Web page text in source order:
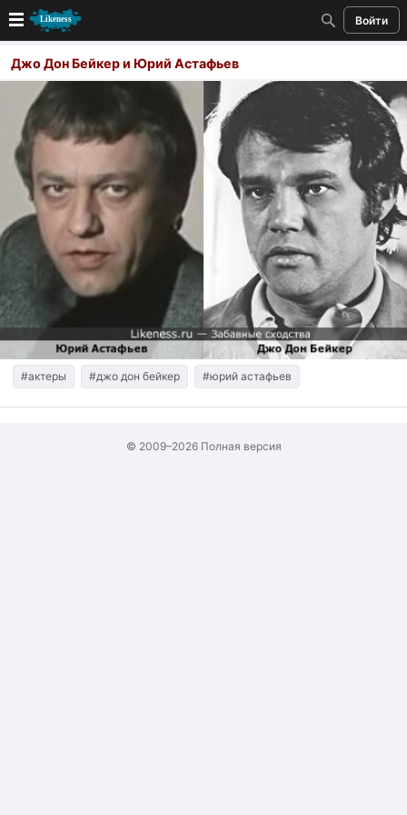
Войти
Новые
Лучшие
Кандидаты
Случайное сходство 👍
Создать сходство
Для публикации необходима авторизация
Поиск
Джо Дон Бейкер и Юрий Астафьев
#актеры #джо дон бейкер #юрий астафьев
© 2009–2026 Полная версия